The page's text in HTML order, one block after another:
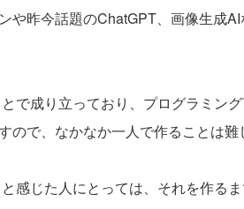
や昨今話題のChatGPT、画像生成
で成り立っており、プログラミン
で、なかなか一人で作ることは難
感じた人にとっては、それを作る